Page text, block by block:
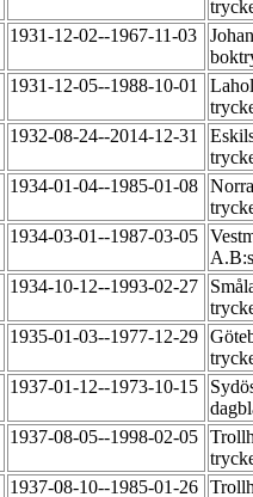
1931-12-02--1967-11-03
1931-12-05--1988-10-01
1932-08-24--2014-12-31
1934-01-04--1985-01-08
1934-03-01--1987-03-05
1934-10-12--1993-02-27
1935-01-03--1977-12-29
1937-01-12--1973-10-15
1937-08-05--1998-02-05
1937-08-10--1985-01-26